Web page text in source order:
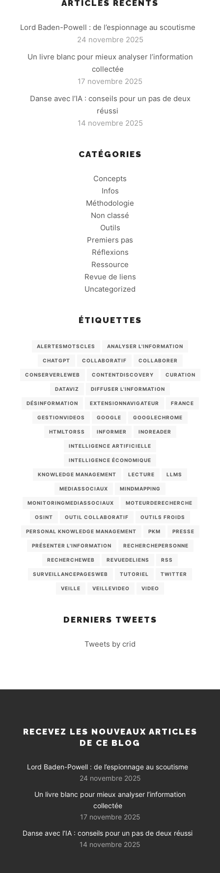
ARTICLES RÉCENTS
Lord Baden-Powell : de l’espionnage au scoutisme
24 novembre 2025
Un livre blanc pour mieux analyser l’information
collectée
17 novembre 2025
Danse avec l’IA : conseils pour un pas de deux
réussi
14 novembre 2025
CATÉGORIES
Concepts
Infos
Méthodologie
Non classé
Outils
Premiers pas
Réflexions
Ressource
Revue de liens
Uncategorized
ÉTIQUETTES
ALERTESMOTSCLES ANALYSER L'INFORMATION
CHATGPT COLLABORATIF COLLABORER
CONSERVERLEWEB CONTENTDISCOVERY CURATION
DATAVIZ DIFFUSER L'INFORMATION
DÉSINFORMATION EXTENSIONNAVIGATEUR FRANCE
GESTIONVIDEOS GOOGLE GOOGLECHROME
HTMLTORSS INFORMER INOREADER
INTELLIGENCE ARTIFICIELLE
INTELLIGENCE ÉCONOMIQUE
KNOWLEDGE MANAGEMENT LECTURE LLMS
MEDIASSOCIAUX MINDMAPPING
MONITORINGMEDIASSOCIAUX MOTEURDERECHERCHE
OSINT OUTIL COLLABORATIF OUTILS FROIDS
PERSONAL KNOWLEDGE MANAGEMENT PKM PRESSE
PRÉSENTER L'INFORMATION RECHERCHEPERSONNE
RECHERCHEWEB REVUEDELIENS RSS
SURVEILLANCEPAGESWEB TUTORIEL TWITTER
VEILLE VEILLEVIDEO VIDEO
DERNIERS TWEETS
Tweets by crid
RECEVEZ LES NOUVEAUX ARTICLES
DE CE BLOG
Lord Baden-Powell : de l’espionnage au scoutisme
24 novembre 2025
Un livre blanc pour mieux analyser l’information
collectée
17 novembre 2025
Danse avec l’IA : conseils pour un pas de deux réussi
14 novembre 2025